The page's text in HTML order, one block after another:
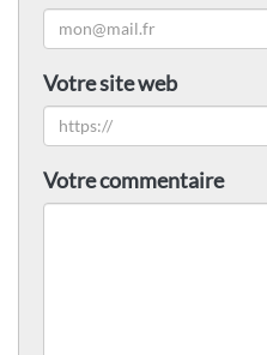
Votre site web
Votre commentaire